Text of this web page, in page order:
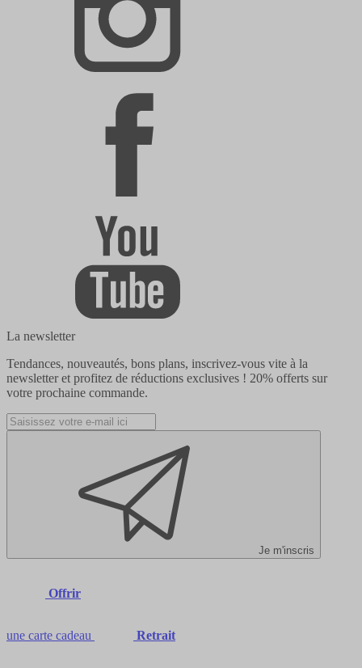
La newsletter
Tendances, nouveautés, bons plans, inscrivez-vous vite à la
newsletter et profitez de réductions exclusives ! 20% offerts sur
votre prochaine commande.
Je m'inscris
Offrir
une carte cadeau Retrait